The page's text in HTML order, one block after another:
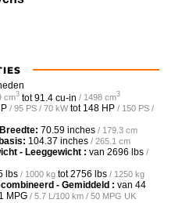
cm3 tot91.4 cu-in / 1498 cm3
/ 95 PS / 70 kWtot 148 HP / 150 PS /
Breedte: 70.59 inches / 179.3 cm
104.37 inches / 265.1 cm
- Leeggewicht : van 2696 lbs /
lbs / 1000 kg tot2756 lbs / 1250 kg
- Gemiddeld : van 44
MPG / 5.7 L/100 km / 50 MPG UK